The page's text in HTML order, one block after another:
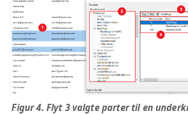
Figur 4. Flyt 3 valgte parter til en